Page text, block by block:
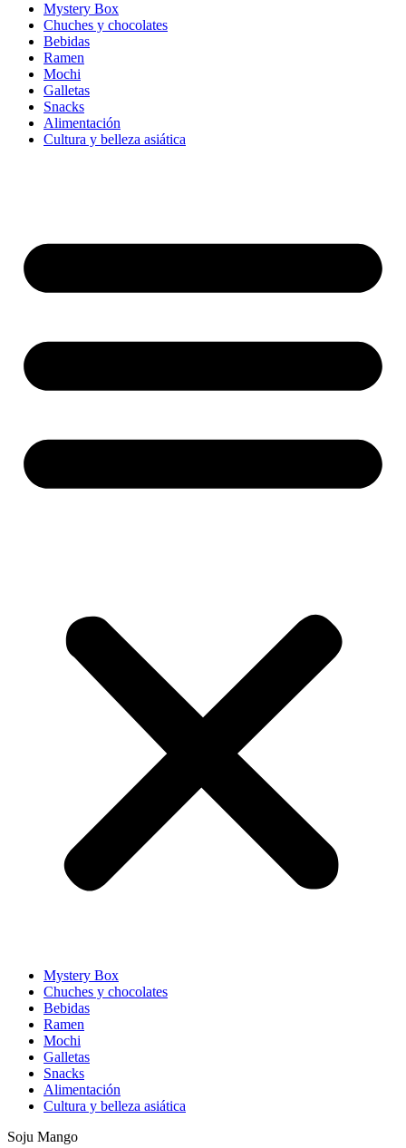
Mystery Box
Chuches y chocolates
Bebidas
Ramen
Mochi
Galletas
Snacks
Alimentación
Cultura y belleza asiática
Mystery Box
Chuches y chocolates
Bebidas
Ramen
Mochi
Galletas
Snacks
Alimentación
Cultura y belleza asiática
Soju Mango